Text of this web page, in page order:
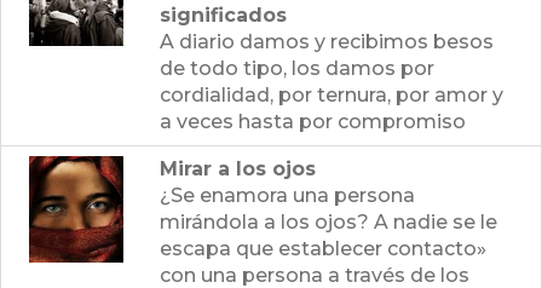
significados
A diario damos y recibimos besos
de todo tipo, los damos por
cordialidad, por ternura, por amor y
a veces hasta por compromiso
Mirar a los ojos
¿Se enamora una persona
mirándola a los ojos? A nadie se le
escapa que establecer contacto»
con una persona a través de los